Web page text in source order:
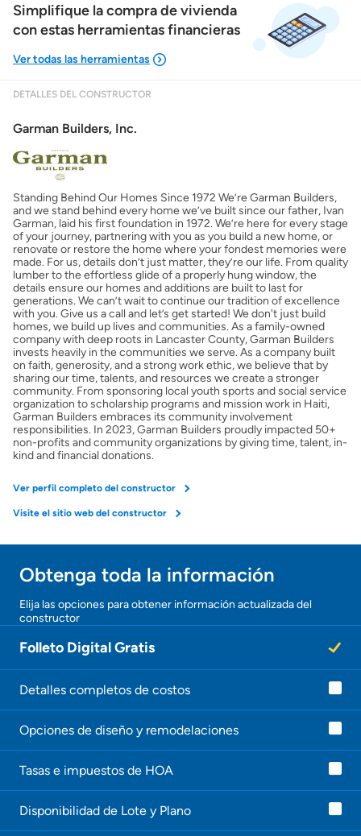
Simplifique la compra de vivienda
con estas herramientas financieras
Costos casa nueva vs. usada
Obtener mi puntaje de crédito
Calcular mi hipoteca
Obtener Aprobación Previa
Preparar mi casa para la venta
Seguro de propietarios
Obtener ofertas por mi casa
DETALLES DEL CONSTRUCTOR
Garman Builders, Inc.
Standing Behind Our Homes Since 1972 We’re Garman Builders,
and we stand behind every home we’ve built since our father, Ivan
Garman, laid his first foundation in 1972. We’re here for every stage
of your journey, partnering with you as you build a new home, or
renovate or restore the home where your fondest memories were
made. For us, details don’t just matter, they’re our life. From quality
lumber to the effortless glide of a properly hung window, the
details ensure our homes and additions are built to last for
generations. We can’t wait to continue our tradition of excellence
with you. Give us a call and let’s get started! We don't just build
homes, we build up lives and communities. As a family-owned
company with deep roots in Lancaster County, Garman Builders
invests heavily in the communities we serve. As a company built
on faith, generosity, and a strong work ethic, we believe that by
sharing our time, talents, and resources we create a stronger
community. From sponsoring local youth sports and social service
organization to scholarship programs and mission work in Haiti,
Garman Builders embraces its community involvement
responsibilities. In 2023, Garman Builders proudly impacted 50+
non-profits and community organizations by giving time, talent, in-
kind and financial donations.
Ver perfil completo del constructor
Visite el sitio web del constructor
¡Gracias!
¡
n
e
e
c
t
Obtenga toda la información
Elija las opciones para obtener información actualizada del
constructor
Folleto Digital Gratis
Detalles completos de costos
Opciones de diseño y remodelaciones
Tasas e impuestos de HOA
Disponibilidad de Lote y Plano